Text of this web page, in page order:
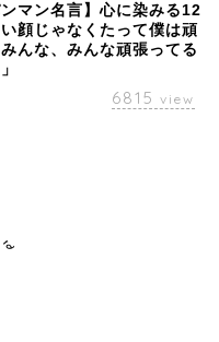
ンマン名言】心に染みる12
顔じゃなくたって僕は頑
んな、みんな頑張ってる
6815 view